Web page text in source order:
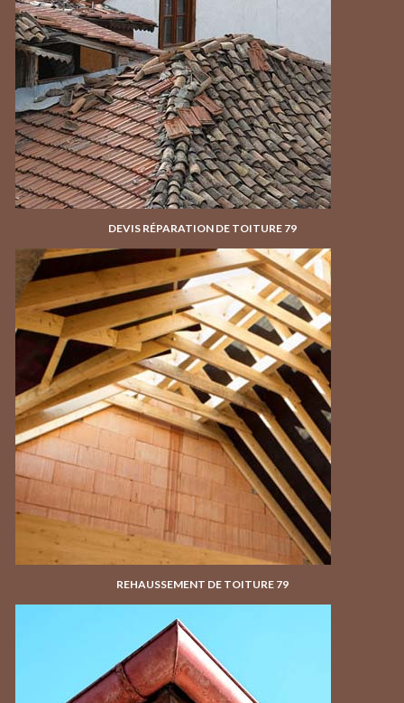
DEVIS RÉPARATION DE TOITURE 79
REHAUSSEMENT DE TOITURE 79